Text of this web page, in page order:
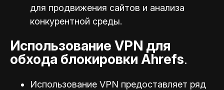
для продвижения сайтов и анализа
конкурентной среды.
Использование VPN для
обхода блокировки Ahrefs.
Использование VPN предоставляет ряд